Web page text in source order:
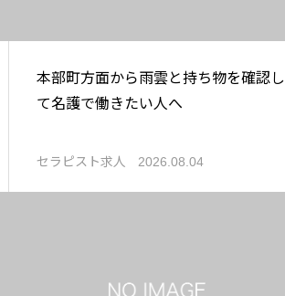
本部町方面から雨雲と持ち物を確認し
て名護で働きたい人へ
セラピスト求人 2026.08.04